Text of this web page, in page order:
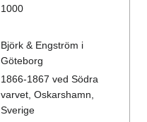
1000
Björk & Engström i
Göteborg
1866-1867 ved Södra
varvet, Oskarshamn,
Sverige